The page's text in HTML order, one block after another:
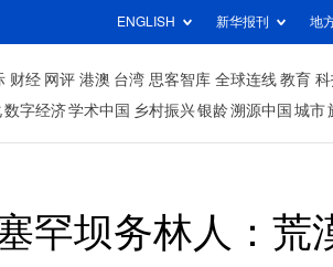
ENGLISH 新华报刊 地
财经 网评 港澳 台湾 思客智库 全球连线 教育
数字经济学术中国 乡村振兴银龄溯源中国 城市
罕坝务林人：荒